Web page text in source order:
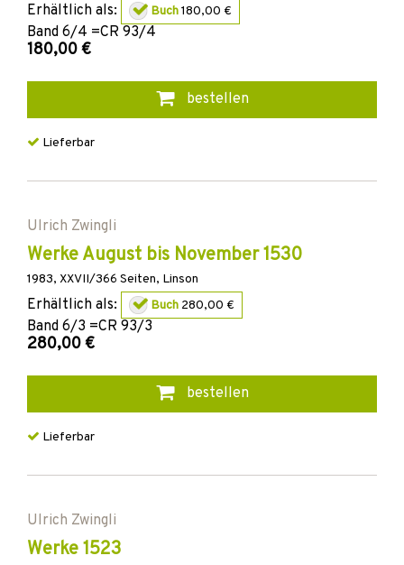
Erhältlich als: Buch180,00 €
Band 6/4 =CR 93/4
180,00 €
bestellen
Lieferbar
Ulrich Zwingli
Werke August bis November 1530
1983, XXVII/366 Seiten, Linson
Erhältlich als: Buch 280,00 €
Band 6/3 =CR 93/3
280,00 €
bestellen
Lieferbar
Ulrich Zwingli
Werke 1523